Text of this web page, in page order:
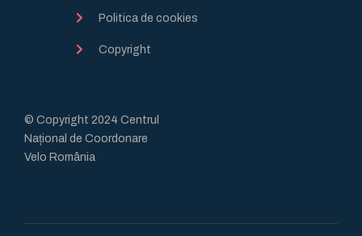
Politica de cookies
Copyright
© Copyright 2024 Centrul
Național de Coordonare
Velo România